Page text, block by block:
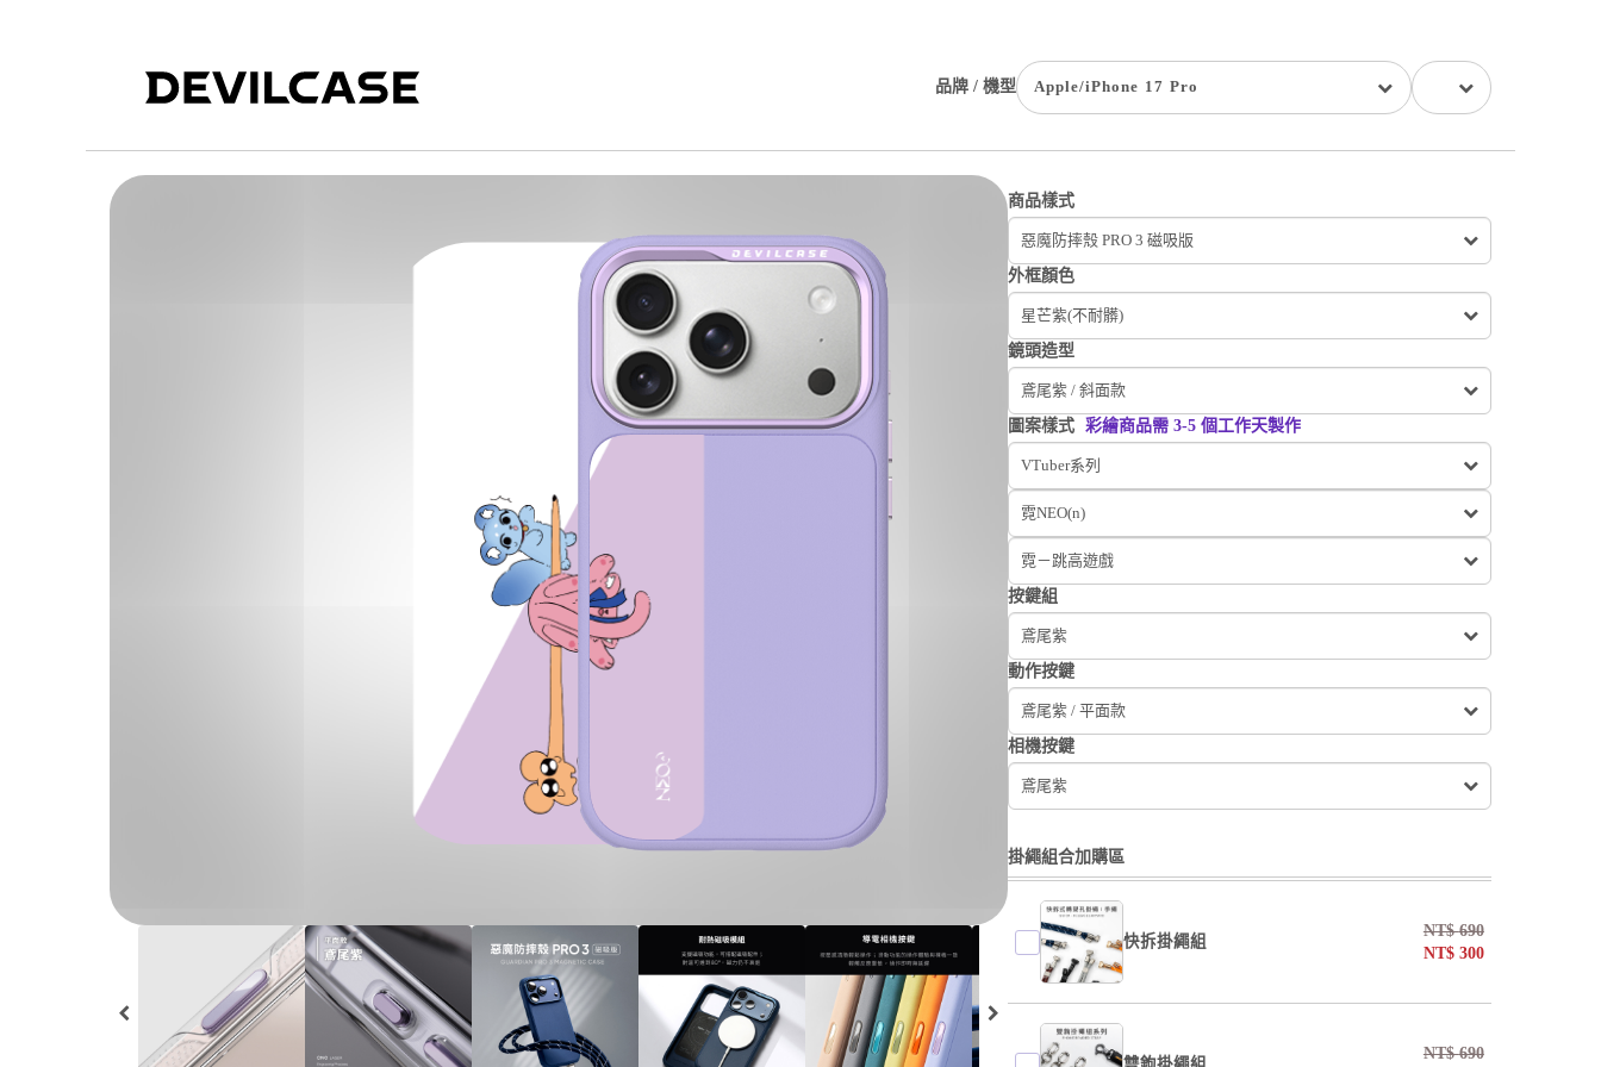
品牌 / 機型 Apple/iPhone 17 Pro
商品樣式
惡魔防摔殼 PRO 3 磁吸版
外框顏色
星芒紫(不耐髒)
鏡頭造型
鳶尾紫 / 斜面款
圖案樣式
彩繪商品需 3-5 個工作天製作
VTuber系列
霓NEO(n)
霓－跳高遊戲
按鍵組
鳶尾紫
動作按鍵
鳶尾紫 / 平面款
相機按鍵
鳶尾紫
掛繩組合加購區
快拆掛繩組
NT$690
NT$ 300
NT$690